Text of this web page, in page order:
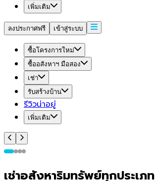
เพิ่มเติม
ลงประกาศฟรี เข้าสู่ระบบ
ซื้อโครงการใหม่
ซื้ออสังหาฯ มือสอง
เช่า
รับสร้างบ้าน
รีวิวน่าอยู่
เพิ่มเติม
เช่าอสังหาริมทรัพย์ทุกประเภ